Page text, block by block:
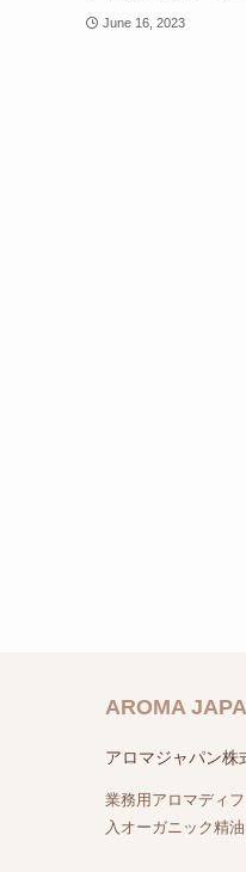
June 16, 2023
AROMA
アロマジャパン株
業務用アロマディ
入オーガニック精